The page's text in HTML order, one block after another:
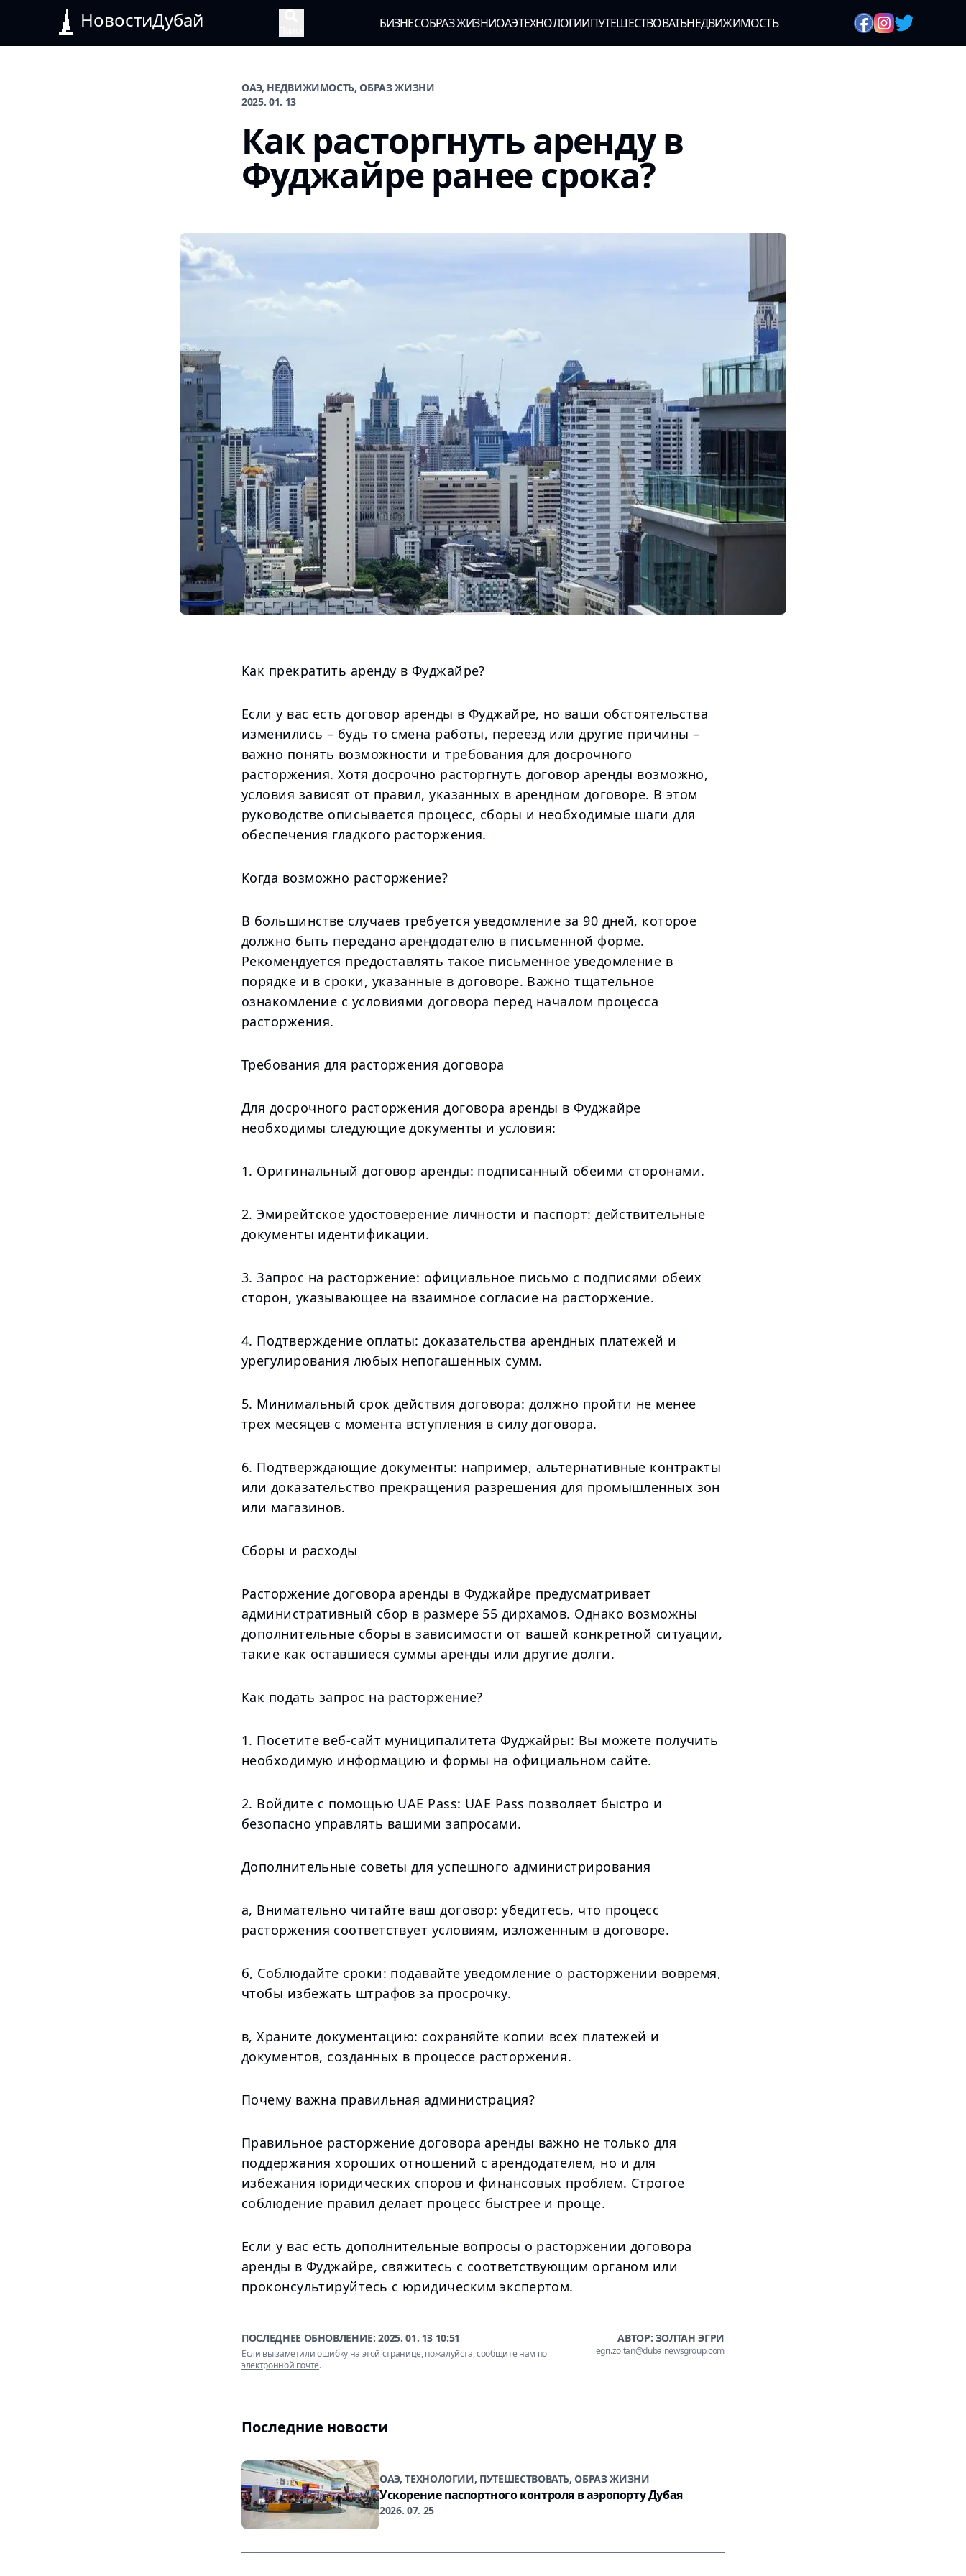
НовостиДубай БИЗНЕСОБРАЗ ЖИЗНИОАЭТЕХНОЛОГИИПУТЕШЕСТВОВАТЬНЕДВИЖИМОСТЬ
ОАЭ, НЕДВИЖИМОСТЬ, ОБРАЗ ЖИЗНИ
2025. 01. 13
Как расторгнуть аренду в
Фуджайре ранее срока?
Как прекратить аренду в Фуджайре?
Если у вас есть договор аренды в Фуджайре, но ваши обстоятельства
изменились – будь то смена работы, переезд или другие причины –
важно понять возможности и требования для досрочного
расторжения. Хотя досрочно расторгнуть договор аренды возможно,
условия зависят от правил, указанных в арендном договоре. В этом
руководстве описывается процесс, сборы и необходимые шаги для
обеспечения гладкого расторжения.
Когда возможно расторжение?
В большинстве случаев требуется уведомление за 90 дней, которое
должно быть передано арендодателю в письменной форме.
Рекомендуется предоставлять такое письменное уведомление в
порядке и в сроки, указанные в договоре. Важно тщательное
ознакомление с условиями договора перед началом процесса
расторжения.
Требования для расторжения договора
Для досрочного расторжения договора аренды в Фуджайре
необходимы следующие документы и условия:
1. Оригинальный договор аренды: подписанный обеими сторонами.
2. Эмирейтское удостоверение личности и паспорт: действительные
документы идентификации.
3. Запрос на расторжение: официальное письмо с подписями обеих
сторон, указывающее на взаимное согласие на расторжение.
4. Подтверждение оплаты: доказательства арендных платежей и
урегулирования любых непогашенных сумм.
5. Минимальный срок действия договора: должно пройти не менее
трех месяцев с момента вступления в силу договора.
6. Подтверждающие документы: например, альтернативные контракты
или доказательство прекращения разрешения для промышленных зон
или магазинов.
Сборы и расходы
Расторжение договора аренды в Фуджайре предусматривает
административный сбор в размере 55 дирхамов. Однако возможны
дополнительные сборы в зависимости от вашей конкретной ситуации,
такие как оставшиеся суммы аренды или другие долги.
Как подать запрос на расторжение?
1. Посетите веб-сайт муниципалитета Фуджайры: Вы можете получить
необходимую информацию и формы на официальном сайте.
2. Войдите с помощью UAE Pass: UAE Pass позволяет быстро и
безопасно управлять вашими запросами.
Дополнительные советы для успешного администрирования
а, Внимательно читайте ваш договор: убедитесь, что процесс
расторжения соответствует условиям, изложенным в договоре.
б, Соблюдайте сроки: подавайте уведомление о расторжении вовремя,
чтобы избежать штрафов за просрочку.
в, Храните документацию: сохраняйте копии всех платежей и
документов, созданных в процессе расторжения.
Почему важна правильная администрация?
Правильное расторжение договора аренды важно не только для
поддержания хороших отношений с арендодателем, но и для
избежания юридических споров и финансовых проблем. Строгое
соблюдение правил делает процесс быстрее и проще.
Если у вас есть дополнительные вопросы о расторжении договора
аренды в Фуджайре, свяжитесь с соответствующим органом или
проконсультируйтесь с юридическим экспертом.
ПОСЛЕДНЕЕ ОБНОВЛЕНИЕ:2025. 01. 13 10:51
Если вы заметили ошибку на этой странице, пожалуйста,сообщите нам по
электронной почте.
АВТОР: ЗОЛТАН ЭГРИ
egri.zoltan@dubainewsgroup.com
Последние новости
ОАЭ, ТЕХНОЛОГИИ, ПУТЕШЕСТВОВАТЬ, ОБРАЗ ЖИЗНИ
Ускорение паспортного контроля в аэропорту Дубая
2026. 07. 25